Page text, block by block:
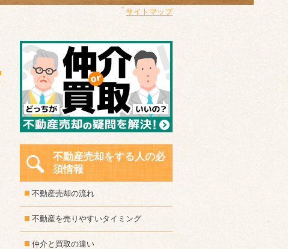
サイトマップ
不動産売却をする人の必
須情報
不動産売却の流れ
不動産を売りやすいタイミング
仲介と買取の違い